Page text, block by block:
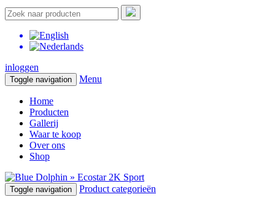
inloggen
Toggle navigation Menu
Home
Producten
Gallerij
Waar te koop
Over ons
Shop
Toggle navigation Product categorieën